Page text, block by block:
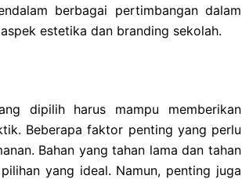
berbagai pertimbangan dalam
estetika dan branding sekolah.
dipilih harus mampu memberikan
Beberapa faktor penting yang perlu
Bahan yang tahan lama dan tahan
yang ideal. Namun, penting juga